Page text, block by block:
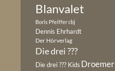
Blanvalet
Boris Pfeiffercbj
Dennis Ehrhardt
Der Hörverlag
Die drei ???
Die drei ??? Kids Droemer